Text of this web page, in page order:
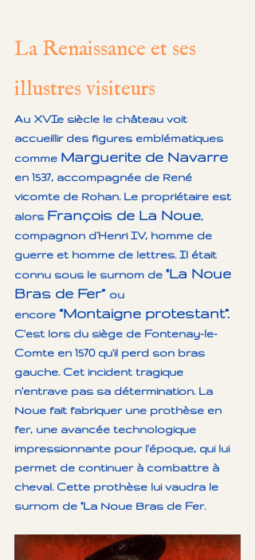
La Renaissance et ses
illustres visiteurs
Au XVIe siècle le château voit
accueillir des figures emblématiques
comme Marguerite de Navarre
en 1537, accompagnée de René
vicomte de Rohan. Le propriétaire est
alors François de La Noue,
compagnon d’Henri IV, homme de
guerre et homme de lettres. Il était
connu sous le surnom de "La Noue
Bras de Fer” ou
encore “Montaigne protestant”.
C'est lors du siège de Fontenay-le-
Comte en 1570 qu'il perd son bras
gauche. Cet incident tragique
n'entrave pas sa détermination. La
Noue fait fabriquer une prothèse en
fer, une avancée technologique
impressionnante pour l'époque, qui lui
permet de continuer à combattre à
cheval. Cette prothèse lui vaudra le
surnom de "La Noue Bras de Fer.